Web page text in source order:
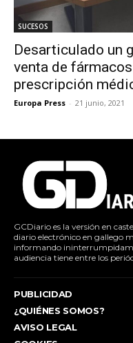
SUCESOS
Desarticulado un
venta de
prescripción
Europa Press - 21 junio, 2021
GCDiario es la versión en
diario electrónico en gallego
informando
audiencia tiene entre los
PUBLICIDAD
¿QUIÉNES SOMOS?
AVISO LEGAL